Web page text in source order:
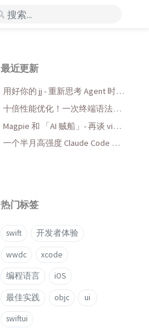
最近更新
用好你的 jj - 重新思考 Agent 时代
的版本控制
十倍性能优化！一次终端语法高
亮库的 AI 折腾与收获
Magpie 和 「AI 贼船」- 再谈 vibe
coding，当代码变得廉价时...
一个半月高强度 Claude Code 使
热门标签
swift 开发者体验
wwdc xcode
编程语言 iOS
最佳实践 objc ui
swiftui